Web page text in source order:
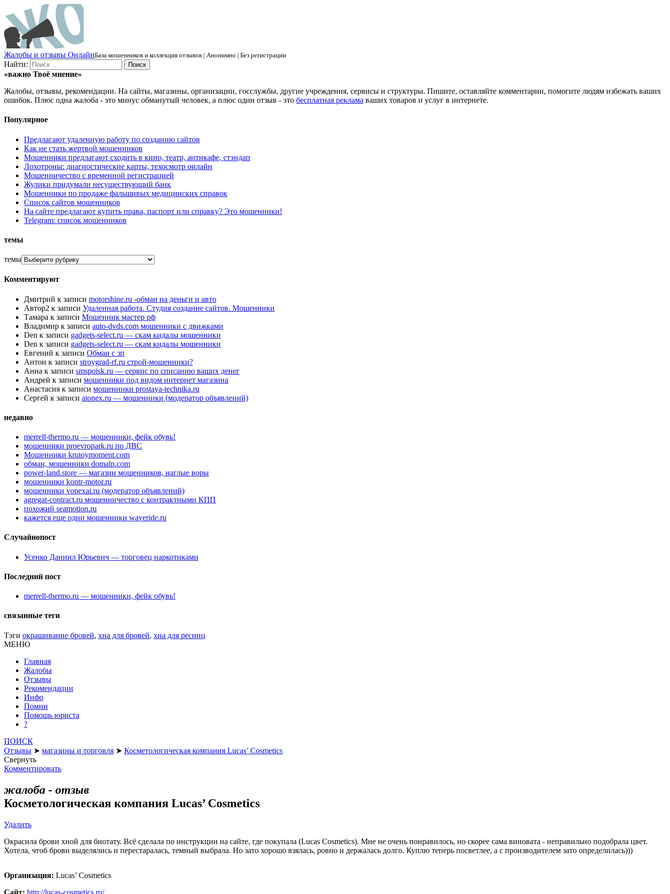
Жалобы и отзывы ОнлайнБаза мошенников и коллекция отзывов | Анонимно | Без регистрации
Найти:
«важно Твоё мнение»
Жалобы, отзывы, рекомендации. На сайты, магазины, организации, госслужбы, другие учреждения, сервисы и структуры. Пишите, оставляйте комментарии, помогите людям избежать ваших
ошибок. Плюс одна жалоба - это минус обманутый человек, а плюс один отзыв - это бесплатная реклама ваших товаров и услуг в интернете.
Популярное
Предлагают удаленную работу по созданию сайтов
Как не стать жертвой мошенников
Мошенники предлагают сходить в кино, театр, антикафе, стэндап
Лохотроны: диагностические карты, техосмотр онлайн
Мошенничество с временной регистрацией
Жулики придумали несуществующий банк
Мошенники по продаже фальшивых медицинских справок
Список сайтов мошенников
На сайте предлагают купить права, паспорт или справку? Это мошенники!
Telegram: список мошенников
темы
темы
Комментируют
Дмитрий к записи motorshine.ru -обман на деньги и авто
Автор2 к записи Удаленная работа. Студия создание сайтов. Мошенники
Тамара к записи Мошенник мастер рф
Владимир к записи auto-dvds.com мошенники с движками
Den к записи gadgets-select.ru — скам кидалы мошенники
Den к записи gadgets-select.ru — скам кидалы мошенники
Евгений к записи Обман с зп
Антон к записи stroygrad-rf.ru строй-мошенники?
Анна к записи smspoisk.ru — сервис по списанию ваших денег
Андрей к записи мошенники под видом интернет магазина
Анастасия к записи мошенники prostaya-technika.ru
Сергей к записи aionex.ru — мошенники (модератор объявлений)
недавно
merrell-thermo.ru — мошенники, фейк обувь!
мошенники proevropark.ru по ДВС
Мошенники krutoymoment.com
обман, мошенники domalp.com
power-land.store — магазин мошенников, наглые воры
мошенники kontr-motor.ru
мошенники vonexai.ru (модератор объявлений)
agregat-contract.ru мошенничество с контрактными КПП
похожий seamotion.ru
кажется еще одни мошенники waveride.ru
Случайнопост
Усенко Даниил Юрьевич — торговец наркотиками
Последний пост
merrell-thermo.ru — мошенники, фейк обувь!
связанные теги
Тэги окрашивание бровей, хна для бровей, хна для ресниц
МЕНЮ
Главная
Жалобы
Отзывы
Рекомендации
Инфо
Помни
Помощь юриста
?
ПОИСК
Отзывы ➤ магазины и торговля ➤ Косметологическая компания Lucas’ Cosmetics
Свернуть
Комментировать
жалоба - отзыв
Косметологическая компания Lucas’ Cosmetics
Удалить
Окрасила брови хной для биотату. Всё сделала по инструкции на сайте, где покупала (Lucas Cosmetics). Мне не очень понравилось, но скорее сама виновата - неправильно подобрала цвет.
Хотела, чтоб брови выделялись и перестаралась, темный выбрала. Но зато хорошо взялась, ровно и держалась долго. Куплю теперь посветлее, а с производителем зато определилась)))
Организация: Lucas’ Cosmetics
Сайт: http://lucas-cosmetics.ru/